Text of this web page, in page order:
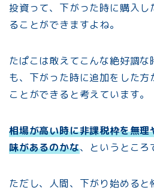
投資って、下がった時に購入
ることができますよね。
たぱこは敢えてこんな絶好調な
も、下がった時に追加をした方
ことができると考えています。
相場が高い時に非課税枠を無
味があるのかな、というところ
ただし、人間、下がり始めると